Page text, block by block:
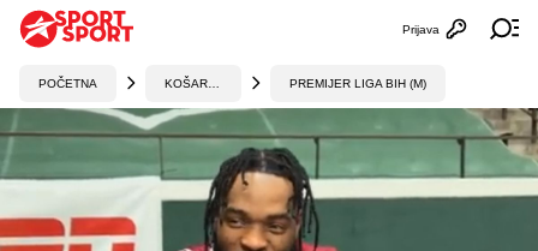
Otvori
Prijava
POČETNA PREMIJER LIGA BIH (M)